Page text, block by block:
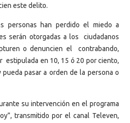
este delito.
personas han perdido el miedo a
serán otorgadas a los ciudadanos
o denuncien el contrabando,
estipulada en 10, 15 ó 20 por ciento,
pasar a orden de la persona o
su intervención en el programa
transmitido por el canal Televen,